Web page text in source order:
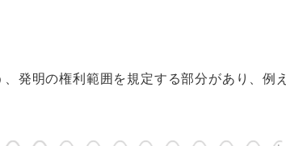
発明の権利範囲を規定する部分があり、例え